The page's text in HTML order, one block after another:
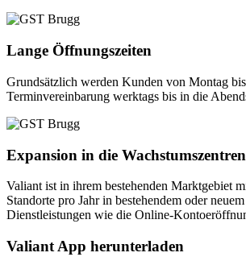
Lange Öffnungszeiten
Grundsätzlich werden Kunden von Montag
Terminvereinbarung werktags bis in die
Expansion in die Wachstumszentren
Valiant ist in ihrem bestehenden Marktgebiet
Standorte pro Jahr in bestehendem oder
Dienstleistungen wie die Online-
Valiant App herunterladen